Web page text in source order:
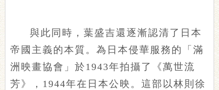
與此同時，葉盛吉還逐漸認清了日本
帝國主義的本質。為日本侵華服務的「滿
洲映畫協會」於1943年拍攝了《萬世流
芳》，1944年在日本公映。這部以林則徐